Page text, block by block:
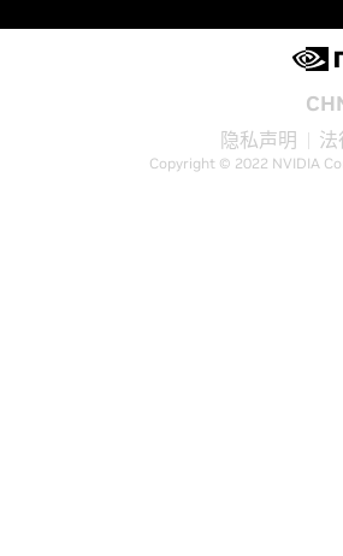
隐私声明
Copyright © 2022 NVIDIA